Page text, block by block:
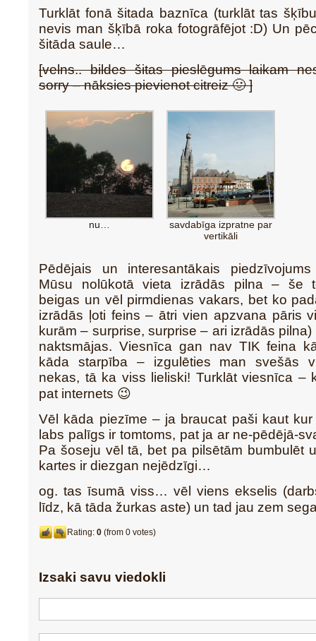
Turklāt fonā šitada baznīca (turklāt tas
nevis man šķībā roka fotogrāfējot :D) Un
šitāda saule…
[velns.. bildes šitas pieslēgums laikam
sorry – nāksies pievienot citreiz 🙂 ]
nu…
savdabīga izpratne par
vertikāli
Pēdējais un interesantākais
Mūsu nolūkotā vieta izrādās pilna – še
beigas un vēl pirmdienas vakars, bet ko
izrādās ļoti feins – ātri vien apzvana pāris
kurām – surprise, surprise – ari izrādās
naktsmājas. Viesnīca gan nav TIK feina
kāda starpība – izgulēties man svešās
nekas, tā ka viss lieliski! Turklāt viesnīca –
pat internets 😉
Vēl kāda piezīme – ja braucat paši kaut
labs palīgs ir tomtoms, pat ja ar ne-pēdējā-
Pa šoseju vēl tā, bet pa pilsētām bumbulēt
kartes ir diezgan nejēdzīgi…
og. tas īsumā viss… vēl viens ekselis
līdz, kā tāda žurkas aste) un tad jau zem
Rating: 0 (from 0 votes)
Izsaki savu viedokli